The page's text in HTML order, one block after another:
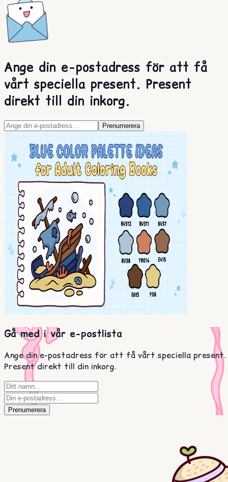
Ange din e-postadress för att få
vårt speciella present. Present
direkt till din inkorg.
Prenumerera
Gå med i vår e-postlista
Ange din e-postadress för att få vårt speciella present.
Present direkt till din inkorg.
Prenumerera